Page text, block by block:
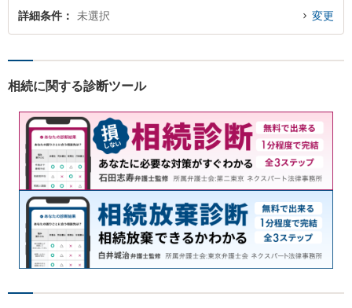
詳細条件 未選択 変更
相続に関する診断ツール